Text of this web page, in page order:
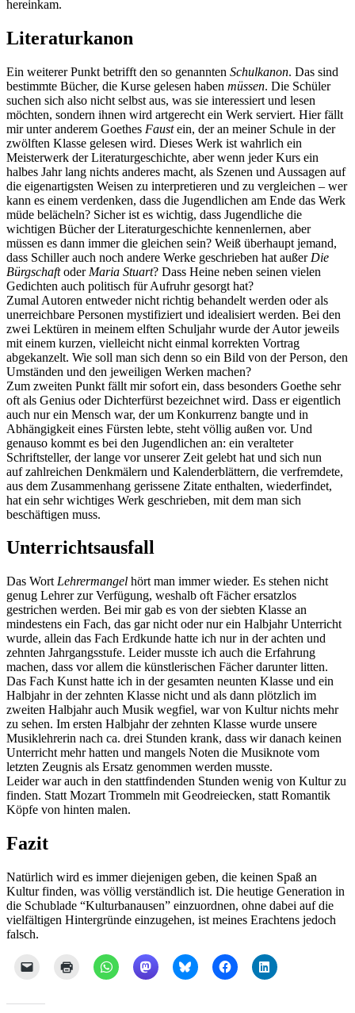
hereinkam.
Literaturkanon
Ein weiterer Punkt betrifft den so genannten Schulkanon. Das sind
bestimmte Bücher, die Kurse gelesen haben müssen. Die Schüler
suchen sich also nicht selbst aus, was sie interessiert und lesen
möchten, sondern ihnen wird artgerecht ein Werk serviert. Hier fällt
mir unter anderem Goethes Faustein, der an meiner Schule in der
zwölften Klasse gelesen wird. Dieses Werk ist wahrlich ein
Meisterwerk der Literaturgeschichte, aber wenn jeder Kurs ein
halbes Jahr lang nichts anderes macht, als Szenen und Aussagen auf
die eigenartigsten Weisen zu interpretieren und zu vergleichen – wer
kann es einem verdenken, dass die Jugendlichen am Ende das Werk
müde belächeln? Sicher ist es wichtig, dass Jugendliche die
wichtigen Bücher der Literaturgeschichte kennenlernen, aber
müssen es dann immer die gleichen sein? Weiß überhaupt jemand,
dass Schiller auch noch andere Werke geschrieben hat außer Die
Bürgschaftoder Maria Stuart? Dass Heine neben seinen vielen
Gedichten auch politisch für Aufruhr gesorgt hat?
Zumal Autoren entweder nicht richtig behandelt werden oder als
unerreichbare Personen mystifiziert und idealisiert werden. Bei den
zwei Lektüren in meinem elften Schuljahr wurde der Autor jeweils
mit einem kurzen, vielleicht nicht einmal korrekten Vortrag
abgekanzelt. Wie soll man sich denn so ein Bild von der Person, den
Umständen und den jeweiligen Werken machen?
Zum zweiten Punkt fällt mir sofort ein, dass besonders Goethe sehr
oft als Genius oder Dichterfürst bezeichnet wird. Dass er eigentlich
auch nur ein Mensch war, der um Konkurrenz bangte und in
Abhängigkeit eines Fürsten lebte, steht völlig außen vor. Und
genauso kommt es bei den Jugendlichen an: ein veralteter
Schriftsteller, der lange vor unserer Zeit gelebt hat und sich nun
auf zahlreichen Denkmälern und Kalenderblättern, die verfremdete,
aus dem Zusammenhang gerissene Zitate enthalten, wiederfindet,
hat ein sehr wichtiges Werk geschrieben, mit dem man sich
beschäftigen muss.
Unterrichtsausfall
Das Wort Lehrermangel hört man immer wieder. Es stehen nicht
genug Lehrer zur Verfügung, weshalb oft Fächer ersatzlos
gestrichen werden. Bei mir gab es von der siebten Klasse an
mindestens ein Fach, das gar nicht oder nur ein Halbjahr Unterricht
wurde, allein das Fach Erdkunde hatte ich nur in der achten und
zehnten Jahrgangsstufe. Leider musste ich auch die Erfahrung
machen, dass vor allem die künstlerischen Fächer darunter litten.
Das Fach Kunst hatte ich in der gesamten neunten Klasse und ein
Halbjahr in der zehnten Klasse nicht und als dann plötzlich im
zweiten Halbjahr auch Musik wegfiel, war von Kultur nichts mehr
zu sehen. Im ersten Halbjahr der zehnten Klasse wurde unsere
Musiklehrerin nach ca. drei Stunden krank, dass wir danach keinen
Unterricht mehr hatten und mangels Noten die Musiknote vom
letzten Zeugnis als Ersatz genommen werden musste.
Leider war auch in den stattfindenden Stunden wenig von Kultur zu
finden. Statt Mozart Trommeln mit Geodreiecken, statt Romantik
Köpfe von hinten malen.
Fazit
Natürlich wird es immer diejenigen geben, die keinen Spaß an
Kultur finden, was völlig verständlich ist. Die heutige Generation in
die Schublade “Kulturbanausen” einzuordnen, ohne dabei auf die
vielfältigen Hintergründe einzugehen, ist meines Erachtens jedoch
falsch.